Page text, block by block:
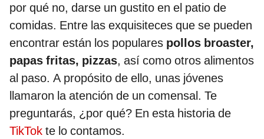
por qué no, darse un gustito en el patio de
comidas. Entre las exquisiteces que se pueden
encontrar están los populares pollos broaster,
papas fritas, pizzas, así como otros alimentos
al paso. A propósito de ello, unas jóvenes
llamaron la atención de un comensal. Te
preguntarás, ¿por qué? En esta historia de
TikTok te lo contamos.